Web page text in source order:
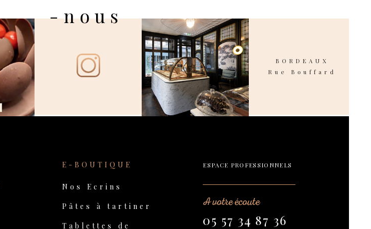
-nous
BORDEAUX
Rue Bouffard
E-BOUTIQUE
Nos Ecrins
Pâtes à tartiner
Tablettes de
ESPACE PROFESSIONNELS
A votre écoute
05 57 34 87 36